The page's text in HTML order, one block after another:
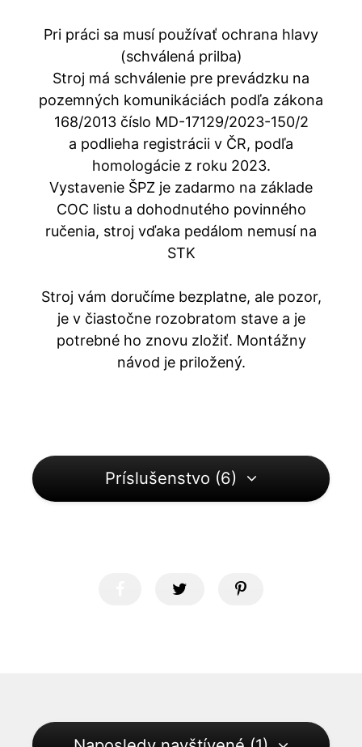
Pri práci sa musí používať ochrana hlavy
(schválená prilba)
Stroj má schválenie pre prevádzku na
pozemných komunikáciách podľa zákona
168/2013 číslo MD-17129/2023-150/2
a podlieha registrácii v ČR, podľa
homologácie z roku 2023.
Vystavenie ŠPZ je zadarmo na základe
COC listu a dohodnutého povinného
ručenia, stroj vďaka pedálom nemusí na
STK
Stroj vám doručíme bezplatne, ale pozor,
je v čiastočne rozobratom stave a je
potrebné ho znovu zložiť. Montážny
návod je priložený.
Príslušenstvo (6)